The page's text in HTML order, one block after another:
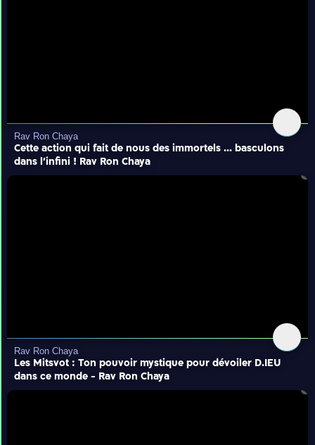
Rav Ron Chaya
Cette action qui fait de nous des immortels ... basculons
dans l'infini ! Rav Ron Chaya
Rav Ron Chaya
Les Mitsvot : Ton pouvoir mystique pour dévoiler D.IEU
dans ce monde - Rav Ron Chaya